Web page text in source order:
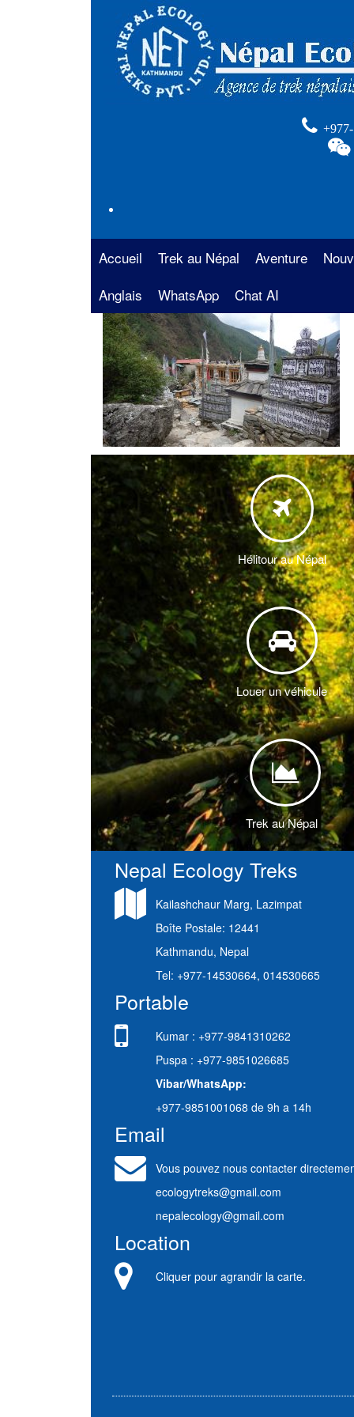
Accueil
Trek au Népal
La région de l’Annapurna
La région de l’Everest
Trekking dans la région du
et Helambu
Trekking dans la région vallée du
Kathmandu
Trekking dans la région du
Trekking dans la région du
Circuits culturelles au Népal
Trekking hors des sentiers battus
Ascension de Sommets
Aventure
Rafting au Népal
Safari au Népal
Louer voiture au
Parapente au
Voyage en
Trek
chez
Trek
Anglais WhatsApp Chat AI
Hélitour au Népal
Louer un véhicule
<
Trek au Népal
Nepal Ecology Treks
Kailashchaur Marg, Lazimpat
Boîte Postale: 12441
Kathmandu, Nepal
Tel: +977-14530664, 014530665
Portable
Kumar : +977-9841310262
Puspa : +977-9851026685
Vibar/WhatsApp:
+977-9851001068 de 9h a 14h
Email
Vous pouvez nous contacter
ecologytreks@gmail.com
nepalecology@gmail.com
Location
Cliquer pour agrandir la carte.